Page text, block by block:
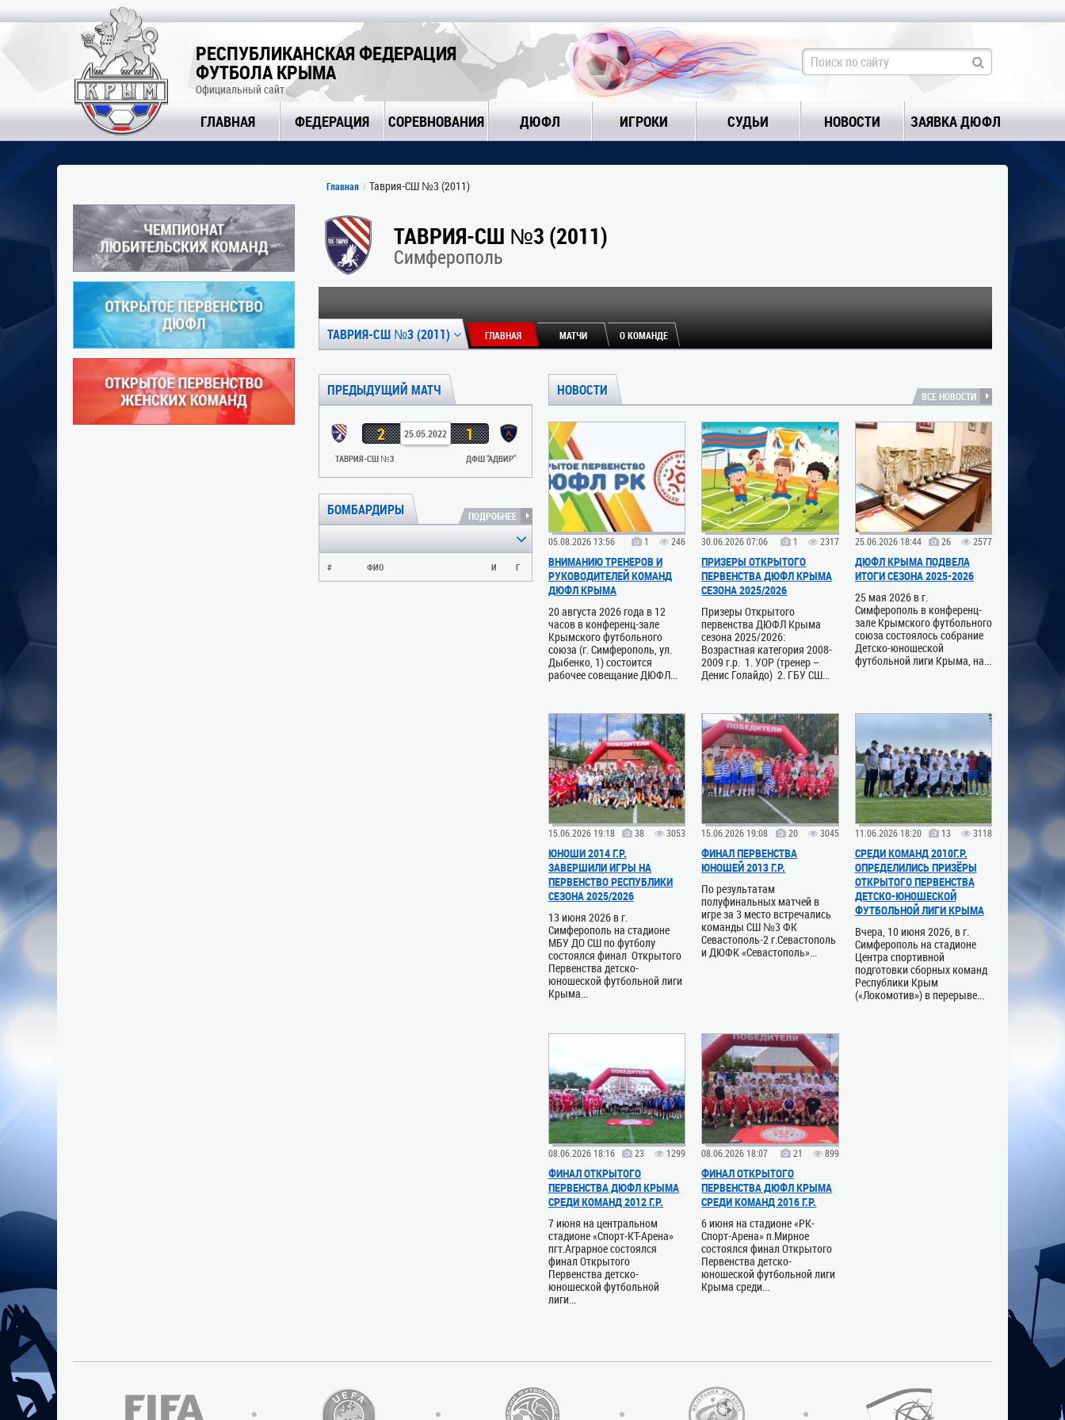
РЕСПУБЛИКАНСКАЯ ФЕДЕРАЦИЯ
ФУТБОЛА КРЫМА
Официальный сайт
ГЛАВНАЯ ФЕДЕРАЦИЯ СОРЕВНОВАНИЯ ДЮФЛ ИГРОКИ СУДЬИ НОВОСТИ ЗАЯВКА ДЮФЛ
Главная Таврия-СШ №3 (2011)
ТАВРИЯ-СШ №3 (2011)
Симферополь
ТАВРИЯ-СШ №3 (2011) ГЛАВНАЯ МАТЧИ О КОМАНДЕ
ПРЕДЫДУЩИЙ МАТЧ
2 25.05.2022 1
ТАВРИЯ-СШ №3 ДФШ "АДВИР"
БОМБАРДИРЫ ПОДРОБНЕЕ
# ФИО И Г
НОВОСТИ ВСЕ НОВОСТИ
05.08.2026 13:56 1 246
ВНИМАНИЮ ТРЕНЕРОВ И
РУКОВОДИТЕЛЕЙ КОМАНД
ДЮФЛ КРЫМА
20 августа 2026 года в 12
часов в конференц-зале
Крымского футбольного
союза (г. Симферополь, ул.
Дыбенко, 1) состоится
рабочее совещание ДЮФЛ...
30.06.2026 07:06 1 2317
ПРИЗЕРЫ ОТКРЫТОГО
ПЕРВЕНСТВА ДЮФЛ КРЫМА
СЕЗОНА 2025/2026
Призеры Открытого
первенства ДЮФЛ Крыма
сезона 2025/2026:
Возрастная категория 2008-
2009 г.р. 1. УОР (тренер –
Денис Голайдо) 2. ГБУ СШ...
25.06.2026 18:44 26 2577
ДЮФЛ КРЫМА ПОДВЕЛА
ИТОГИ СЕЗОНА 2025-2026
25 мая 2026 в г.
Симферополь в конференц-
зале Крымского футбольного
союза состоялось собрание
Детско-юношеской
футбольной лиги Крыма, на...
15.06.2026 19:18 38 3053
ЮНОШИ 2014 Г.Р.
ЗАВЕРШИЛИ ИГРЫ НА
ПЕРВЕНСТВО РЕСПУБЛИКИ
СЕЗОНА 2025/2026
13 июня 2026 в г.
Симферополь на стадионе
МБУ ДО СШ по футболу
состоялся финал Открытого
Первенства детско-
юношеской футбольной лиги
Крыма...
15.06.2026 19:08 20 3045
ФИНАЛ ПЕРВЕНСТВА
ЮНОШЕЙ 2013 Г.Р.
По результатам
полуфинальных матчей в
игре за 3 место встречались
команды СШ №3 ФК
Севастополь-2 г.Севастополь
и ДЮФК «Севастополь»...
11.06.2026 18:20 13 3118
СРЕДИ КОМАНД 2010Г.Р.
ОПРЕДЕЛИЛИСЬ ПРИЗЁРЫ
ОТКРЫТОГО ПЕРВЕНСТВА
ДЕТСКО-ЮНОШЕСКОЙ
ФУТБОЛЬНОЙ ЛИГИ КРЫМА
Вчера, 10 июня 2026, в г.
Симферополь на стадионе
Центра спортивной
подготовки сборных команд
Республики Крым
(«Локомотив») в перерыве...
08.06.2026 18:16 23 1299
ФИНАЛ ОТКРЫТОГО
ПЕРВЕНСТВА ДЮФЛ КРЫМА
СРЕДИ КОМАНД 2012 Г.Р.
7 июня на центральном
стадионе «Спорт-КТ-Арена»
пгт.Аграрное состоялся
финал Открытого
Первенства детско-
юношеской футбольной
лиги...
08.06.2026 18:07 21 899
ФИНАЛ ОТКРЫТОГО
ПЕРВЕНСТВА ДЮФЛ КРЫМА
СРЕДИ КОМАНД 2016 Г.Р.
6 июня на стадионе «РК-
Спорт-Арена» п.Мирное
состоялся финал Открытого
Первенства детско-
юношеской футбольной лиги
Крыма среди...